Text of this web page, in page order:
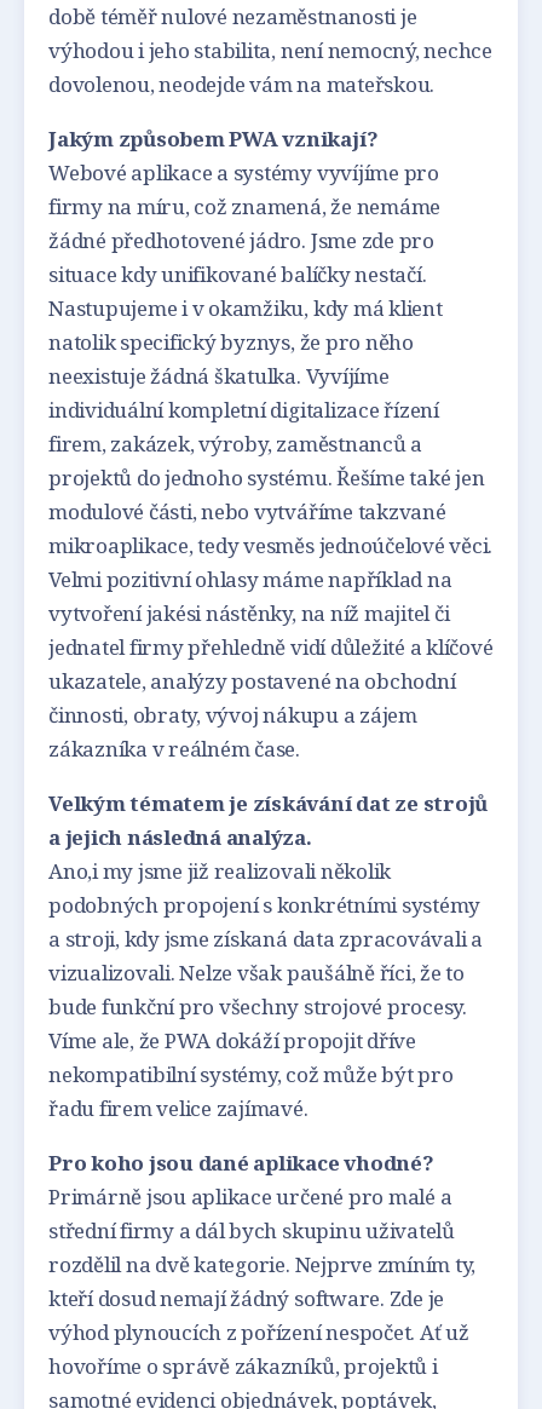
době téměř nulové nezaměstnanosti je
výhodou i jeho stabilita, není nemocný, nechce
dovolenou, neodejde vám na mateřskou.
Jakým způsobem PWA vznikají?
Webové aplikace a systémy vyvíjíme pro
firmy na míru, což znamená, že nemáme
žádné předhotovené jádro. Jsme zde pro
situace kdy unifikované balíčky nestačí.
Nastupujeme i v okamžiku, kdy má klient
natolik specifický byznys, že pro něho
neexistuje žádná škatulka. Vyvíjíme
individuální kompletní digitalizace řízení
firem, zakázek, výroby, zaměstnanců a
projektů do jednoho systému. Řešíme také jen
modulové části, nebo vytváříme takzvané
mikroaplikace, tedy vesměs jednoúčelové věci.
Velmi pozitivní ohlasy máme například na
vytvoření jakési nástěnky, na níž majitel či
jednatel firmy přehledně vidí důležité a klíčové
ukazatele, analýzy postavené na obchodní
činnosti, obraty, vývoj nákupu a zájem
zákazníka v reálném čase.
Velkým tématem je získávání dat ze strojů
a jejich následná analýza.
Ano,i my jsme již realizovali několik
podobných propojení s konkrétními systémy
a stroji, kdy jsme získaná data zpracovávali a
vizualizovali. Nelze však paušálně říci, že to
bude funkční pro všechny strojové procesy.
Víme ale, že PWA dokáží propojit dříve
nekompatibilní systémy, což může být pro
řadu firem velice zajímavé.
Pro koho jsou dané aplikace vhodné?
Primárně jsou aplikace určené pro malé a
střední firmy a dál bych skupinu uživatelů
rozdělil na dvě kategorie. Nejprve zmíním ty,
kteří dosud nemají žádný software. Zde je
výhod plynoucích z pořízení nespočet. Ať už
hovoříme o správě zákazníků, projektů i
samotné evidenci objednávek, poptávek,